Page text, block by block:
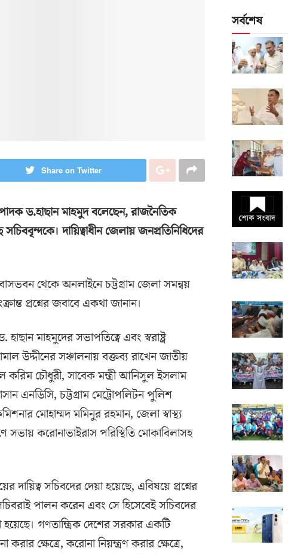
Share on Twitter
ড.হাছান মাহমুদ বলেছেন, রাজনৈতিক
সচিববৃন্দকে। দায়িত্বাধীন জেলায় জনপ্রতিনিধিদের
থেকে অনলাইনে চট্টগ্রাম জেলা সমন্বয়
প্রশ্নের জবাবে একথা জানান।
মাহমুদের সভাপতিত্বে এবং স্বরাষ্ট্র
উদ্দীনের সঞ্চালনায় বক্তব্য রাখেন জাতীয়
চৌধুরী, সাবেক মন্ত্রী আনিসুল ইসলাম
এনডিসি, চট্টগ্রাম মেট্রোপলিটন পুলিশ
মোহাম্মদ মমিনুর রহমান, জেলা স্বাস্থ্য
সভায় করোনাভাইরাস পরিস্থিতি মোকাবিলাসহ
দায়িত্ব সচিবদের দেয়া হয়েছে, এবিষয়ে প্রশ্নের
পালন করেন এবং সে হিসেবেই সচিবদের
হয়েছে। গণতান্ত্রিক দেশের সরকার একটি
ক্ষেত্রে, করোনা নিয়ন্ত্রণ করার ক্ষেত্রে,
সর্বশেষ